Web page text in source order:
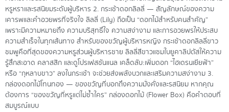
หรูหราและรสนิยมระดับผู้บริหาร 2. กระเช้าดอกลิลลี่ — สัญลักษณ์ของความ
เคารพและคำอวยพรที่จริงใจ ลิลลี่ (Lily) ถือเป็น “ดอกไม้สำหรับคนสำคัญ”
เพราะมีความหมายถึง ความบริสุทธิ์ใจ ความสง่างาม และการอวยพรให้ประสบ
ความสำเร็จในทุกเส้นทาง สำหรับของขวัญผู้บริหารหญิง กระเช้าดอกลิลลี่ขาว
ชมพูคือที่สุดของความหรูส่วนผู้บริหารชาย ลิลลี่สีขาวแซมใบยูคาลิปตัสให้ความ
รู้สึกสะอาด คลาสสิก และดูโปรเฟสชันแนล เคล็ดลับ:เพิ่มดอก “ไฮเดรนเยียฟ้า”
หรือ “กุหลาบขาว” ลงในกระเช้า จะช่วยส่งพลังบวกและเสริมความสง่างาม 3.
กล่องดอกไม้โทนทอง — ของขวัญที่บอกถึงความมั่งคั่งและรสนิยม หากคุณ
ต้องการ “ของขวัญที่หรูแต่ไม่ซ้ำใคร” กล่องดอกไม้ (Flower Box) คือคำตอบที่
สมบูรณ์แบบ